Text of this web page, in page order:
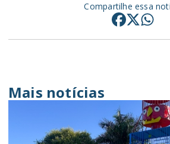
Compartilhe essa
Mais notícias